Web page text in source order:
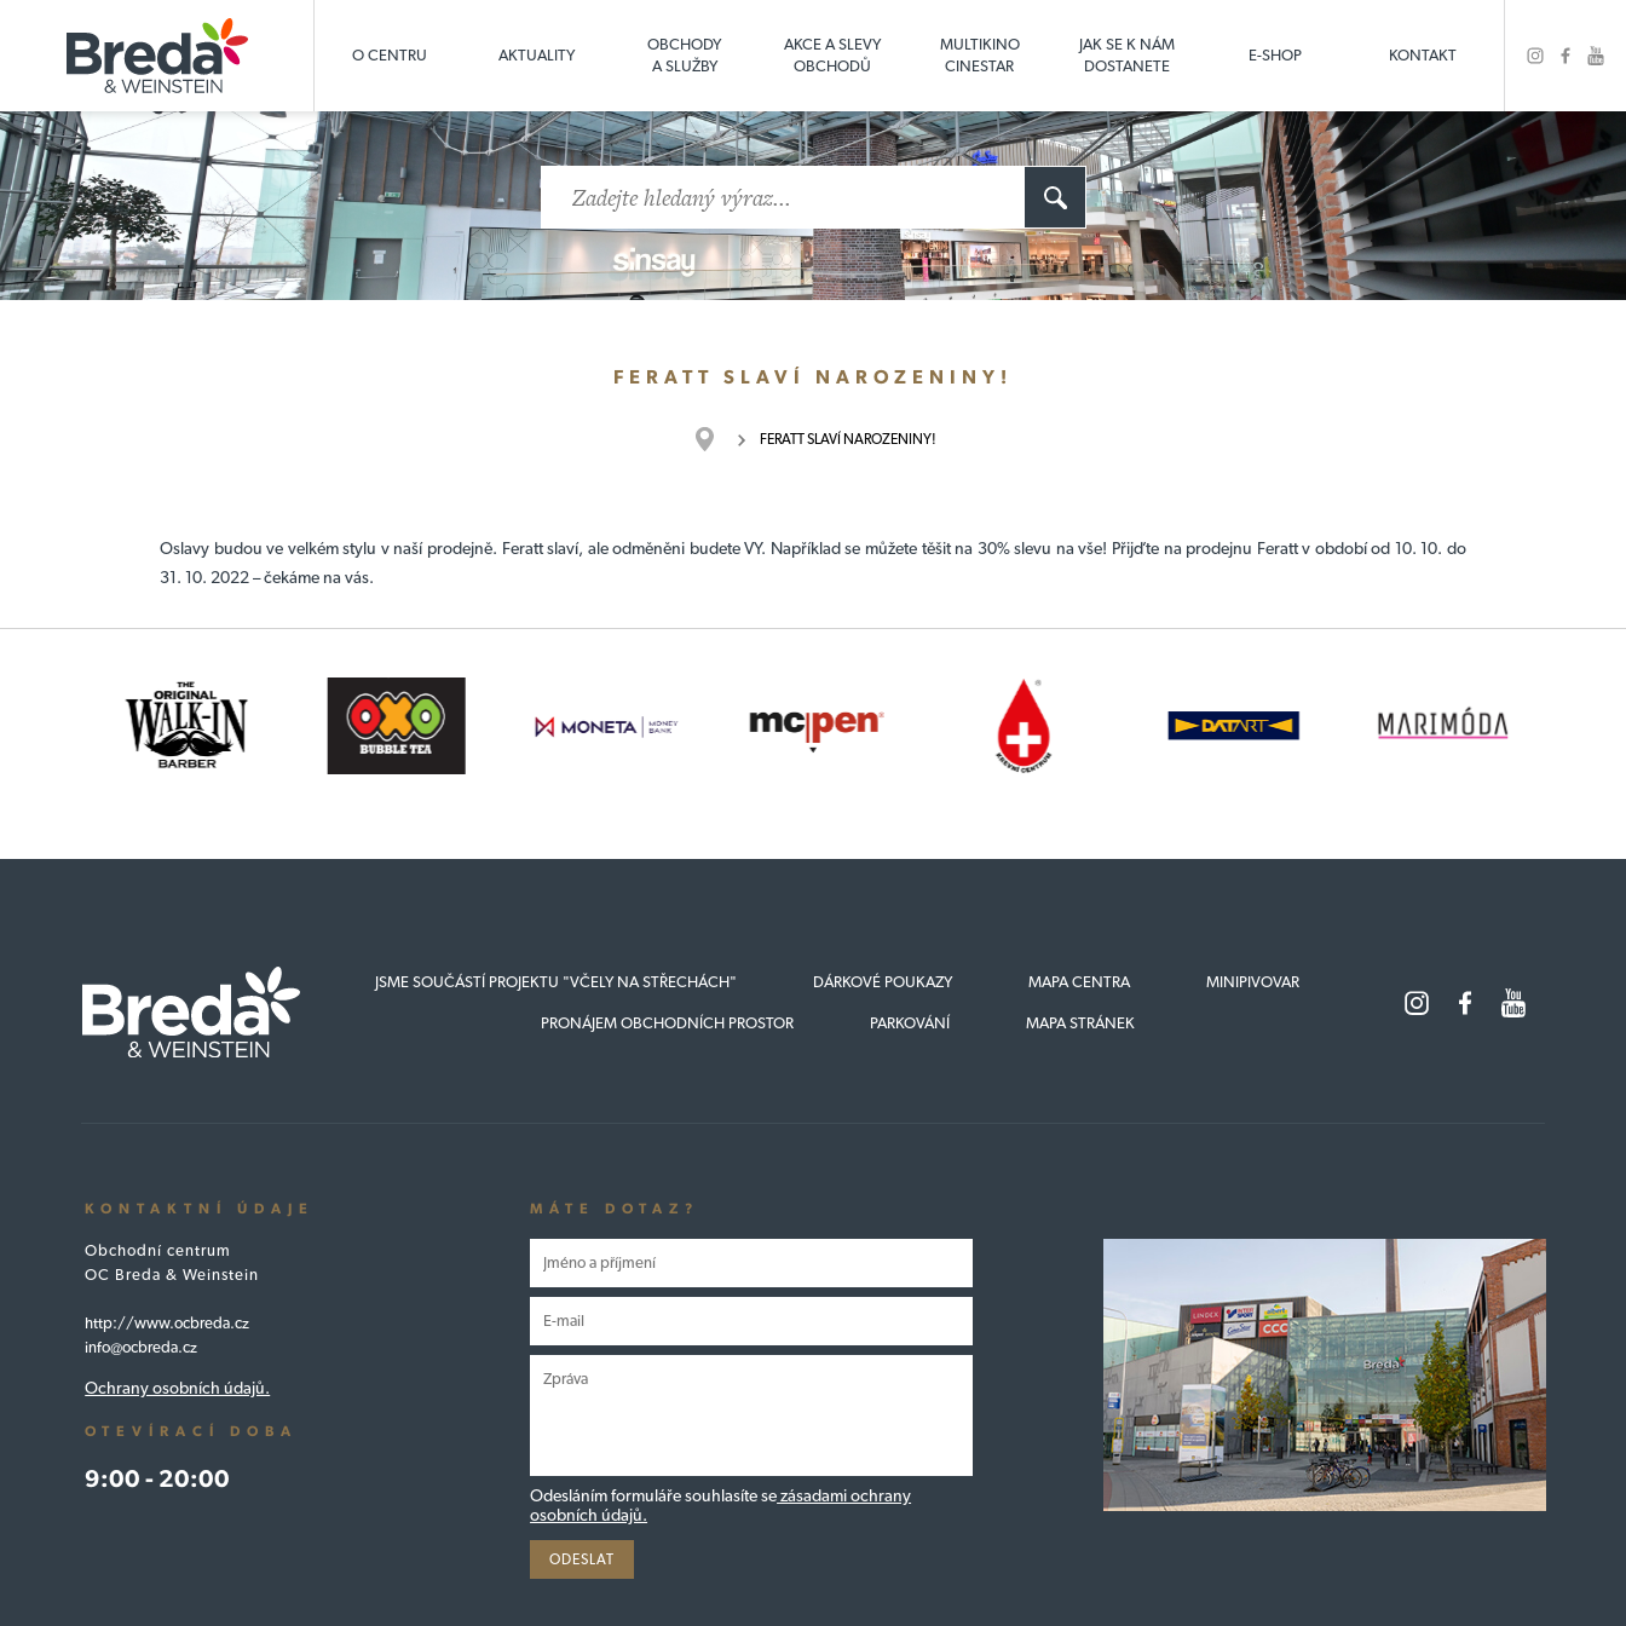
O CENTRU AKTUALITY
OBCHODY
A SLUŽBY
AKCE A SLEVY
OBCHODŮ
MULTIKINO
CINESTAR
JAK SE K NÁM
DOSTANETE
E-SHOP KONTAKT
FERATT SLAVÍ NAROZENINY!
FERATT SLAVÍ NAROZENINY!
Oslavy budou ve velkém stylu v naší prodejně. Feratt slaví, ale odměněni budete VY. Například se můžete těšit na 30% slevu na vše! Přijďte na prodejnu Feratt v období od 10. 10. do
31. 10. 2022 – čekáme na vás.
JSME SOUČÁSTÍ PROJEKTU "VČELY NA STŘECHÁCH" DÁRKOVÉ POUKAZY MAPA CENTRA MINIPIVOVAR
PRONÁJEM OBCHODNÍCH PROSTOR PARKOVÁNÍ MAPA STRÁNEK
KONTAKTNÍ ÚDAJE
Obchodní centrum
OC Breda & Weinstein
http://www.ocbreda.cz
info@ocbreda.cz
Ochrany osobních údajů.
OTEVÍRACÍ DOBA
9:00 - 20:00
MÁTE DOTAZ?
Odesláním formuláře souhlasíte sezásadami ochrany
osobních údajů.